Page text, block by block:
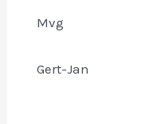
Mvg
Gert-Jan